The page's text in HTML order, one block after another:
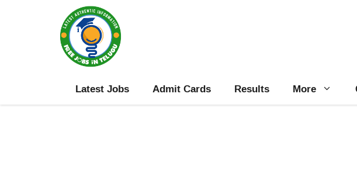
Latest Jobs Admit Cards Results More